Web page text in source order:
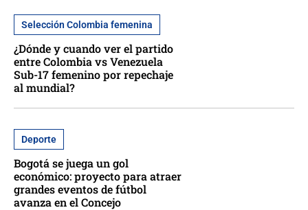
Selección Colombia femenina
¿Dónde y cuando ver el partido
entre Colombia vs Venezuela
Sub-17 femenino por repechaje
al mundial?
Deporte
Bogotá se juega un gol
económico: proyecto para atraer
grandes eventos de fútbol
avanza en el Concejo